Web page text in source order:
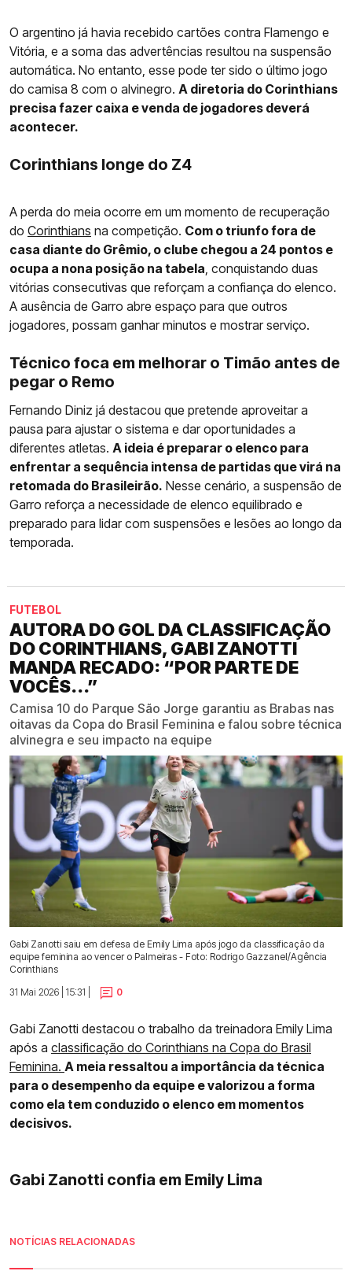
O argentino já havia recebido cartões contra Flamengo e
Vitória, e a soma das advertências resultou na suspensão
automática. No entanto, esse pode ter sido o último jogo
do camisa 8 com o alvinegro. A diretoria do Corinthians
precisa fazer caixa e venda de jogadores deverá
acontecer.
Corinthians longe do Z4
A perda do meia ocorre em um momento de recuperação
do Corinthians na competição. Com o triunfo fora de
casa diante do Grêmio, o clube chegou a 24 pontos e
ocupa a nona posição na tabela , conquistando duas
vitórias consecutivas que reforçam a confiança do elenco.
A ausência de Garro abre espaço para que outros
jogadores, possam ganhar minutos e mostrar serviço.
Técnico foca em melhorar o Timão antes de
pegar o Remo
Fernando Diniz já destacou que pretende aproveitar a
pausa para ajustar o sistema e dar oportunidades a
diferentes atletas. A ideia é preparar o elenco para
enfrentar a sequência intensa de partidas que virá na
retomada do Brasileirão. Nesse cenário, a suspensão de
Garro reforça a necessidade de elenco equilibrado e
preparado para lidar com suspensões e lesões ao longo da
temporada.
FUTEBOL
AUTORA DO GOL DA CLASSIFICAÇÃO
DO CORINTHIANS, GABI ZANOTTI
MANDA RECADO: “POR PARTE DE
VOCÊS...”
Camisa 10 do Parque São Jorge garantiu as Brabas nas
oitavas da Copa do Brasil Feminina e falou sobre técnica
alvinegra e seu impacto na equipe
Gabi Zanotti saiu em defesa de Emily Lima após jogo da classificação da
equipe feminina ao vencer o Palmeiras - Foto: Rodrigo Gazzanel/Agência
Corinthians
31 Mai 2026 | 15:31 |
0
Gabi Zanotti destacou o trabalho da treinadora Emily Lima
após a classificação do Corinthians na Copa do Brasil
Feminina. A meia ressaltou a importância da técnica
para o desempenho da equipe e valorizou a forma
como ela tem conduzido o elenco em momentos
decisivos.
Gabi Zanotti confia em Emily Lima
NOTÍCIAS RELACIONADAS